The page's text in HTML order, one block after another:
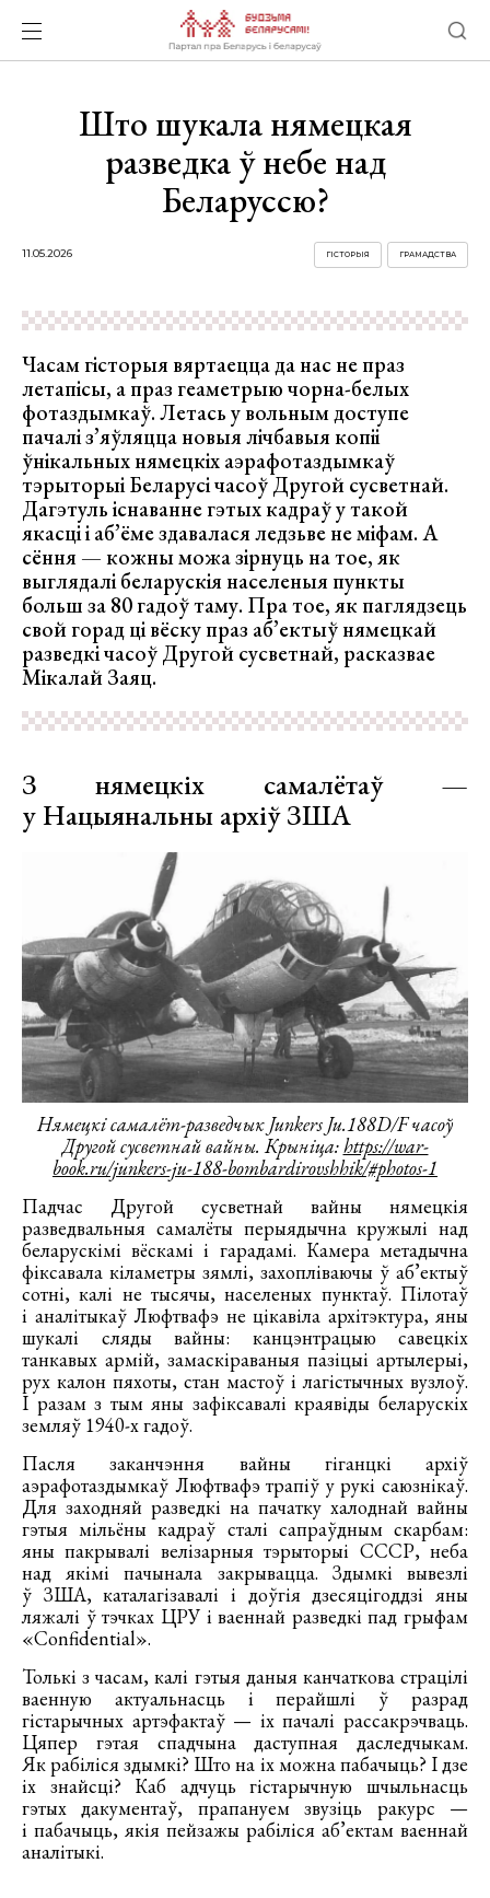
Што шукала нямецкая
разведка ў небе над
Беларуссю?
11.05.2026 ГРАМАДСТВА
ГІСТОРЫЯ
Часам гісторыя вяртаецца да нас не праз
летапісы, а праз геаметрыю чорна-белых
фотаздымкаў. Летась у вольным доступе
пачалі з’яўляцца новыя лічбавыя копіі
ўнікальных нямецкіх аэрафотаздымкаў
тэрыторыі Беларусі часоў Другой сусветнай.
Дагэтуль існаванне гэтых кадраў у такой
якасці і аб’ёме здавалася ледзьве не міфам. А
сёння — кожны можа зірнуць на тое, як
выглядалі беларускія населеныя пункты
больш за 80 гадоў таму. Пра тое, як паглядзець
свой горад ці вёску праз аб’ектыў нямецкай
разведкі часоў Другой сусветнай, расказвае
Мікалай Заяц.
З нямецкіх самалётаў —
у Нацыянальны архіў ЗША
Нямецкі самалёт-разведчык Junkers Ju.188D/F часоў
Другой сусветнай вайны. Крыніца:https://war-
book.ru/junkers-ju-188-bombardirovshhik/#photos-1
Падчас Другой сусветнай вайны нямецкія
разведвальныя самалёты перыядычна кружылі над
беларускімі вёскамі і гарадамі. Камера метадычна
фіксавала кіламетры зямлі, захопліваючы ў аб’ектыў
сотні, калі не тысячы, населеных пунктаў. Пілотаў
і аналітыкаў Люфтвафэ не цікавіла архітэктура, яны
шукалі сляды вайны: канцэнтрацыю савецкіх
танкавых армій, замаскіраваныя пазіцыі артылерыі,
рух калон пяхоты, стан мастоў і лагістычных вузлоў.
І разам з тым яны зафіксавалі краявіды беларускіх
земляў 1940-х гадоў.
Пасля заканчэння вайны гіганцкі архіў
аэрафотаздымкаў Люфтвафэ трапіў у рукі саюзнікаў.
Для заходняй разведкі на пачатку халоднай вайны
гэтыя мільёны кадраў сталі сапраўдным скарбам:
яны пакрывалі велізарныя тэрыторыі СССР, неба
над якімі пачынала закрывацца. Здымкі вывезлі
ў ЗША, каталагізавалі і доўгія дзесяцігоддзі яны
ляжалі ў тэчках ЦРУ і ваеннай разведкі пад грыфам
«Confidential».
Толькі з часам, калі гэтыя даныя канчаткова страцілі
ваенную актуальнасць і перайшлі ў разрад
гістарычных артэфактаў — іх пачалі рассакрэчваць.
Цяпер гэтая спадчына даступная даследчыкам.
Як рабіліся здымкі? Што на іх можна пабачыць? І дзе
іх знайсці? Каб адчуць гістарычную шчыльнасць
гэтых дакументаў, прапануем звузіць ракурс —
і пабачыць, якія пейзажы рабіліся аб’ектам ваеннай
аналітыкі.